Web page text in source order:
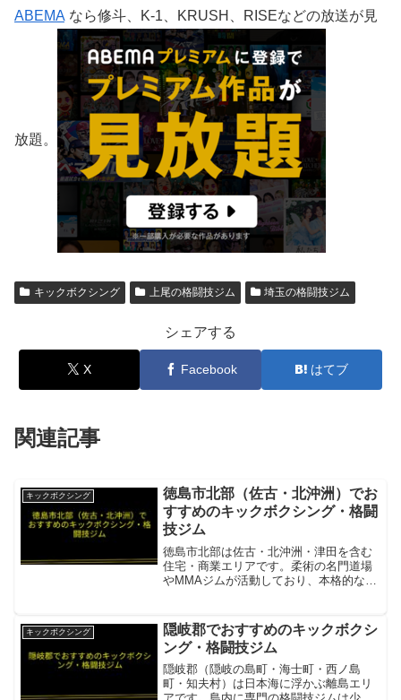
ABEMA なら修斗、K-1、KRUSH、RISEなどの放送が見
放題。
キックボクシング 上尾の格闘技ジム 埼玉の格闘技ジム
シェアする
X Facebook はてブ
関連記事
キックボクシング
徳島市北部（佐古・北沖洲）でお
すすめのキックボクシング・格闘
技ジム
徳島市北部は佐古・北沖洲・津田を含む
住宅・商業エリアです。柔術の名門道場
やMMAジムが活動しており、本格的なグ
プリング専門の徳島屈指の道場。初心者
から競技者まで対応し...
キックボクシング
隠岐郡でおすすめのキックボクシ
ング・格闘技ジム
隠岐郡（隠岐の島町・海士町・西ノ島
町・知夫村）は日本海に浮かぶ離島エリ